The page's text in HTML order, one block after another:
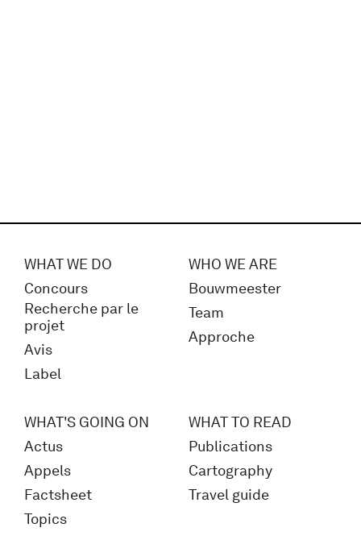
WHAT WE DO
Concours
Recherche par le
projet
Avis
Label
WHO WE ARE
Bouwmeester
Team
Approche
WHAT'S GOING ON
Actus
Appels
Factsheet
Topics
WHAT TO READ
Publications
Cartography
Travel guide